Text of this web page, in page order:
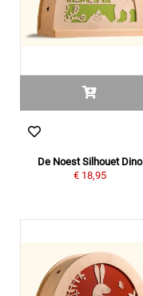
De Noest Silhouet Dino
€ 18,95